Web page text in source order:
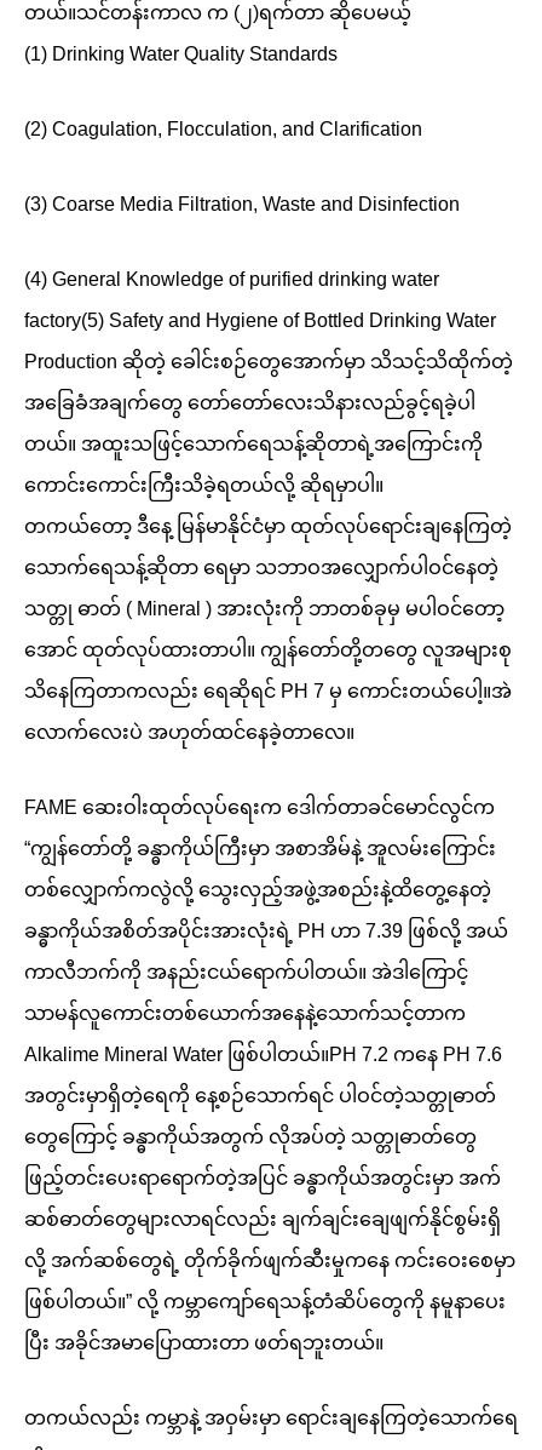
တယ်။သင်တန်းကာလ က (၂)ရက်တာ ဆိုပေမယ့်
(1) Drinking Water Quality Standards
(2) Coagulation, Flocculation, and Clarification
(3) Coarse Media Filtration, Waste and Disinfection
(4) General Knowledge of purified drinking water
factory(5) Safety and Hygiene of Bottled Drinking Water
Production ဆိုတဲ့ ခေါင်းစဉ်တွေအောက်မှာ သိသင့်သိထိုက်တဲ့
အခြေခံအချက်တွေ တော်တော်လေးသိနားလည်ခွင့်ရခဲ့ပါ
တယ်။ အထူးသဖြင့်သောက်ရေသန့်ဆိုတာရဲ့အကြောင်းကို
ကောင်းကောင်းကြီးသိခဲ့ရတယ်လို့ ဆိုရမှာပါ။
တကယ်တော့ ဒီနေ့ မြန်မာနိုင်ငံမှာ ထုတ်လုပ်ရောင်းချနေကြတဲ့
သောက်ရေသန့်ဆိုတာ ရေမှာ သဘာဝအလျှောက်ပါဝင်နေတဲ့
သတ္တု ဓာတ် ( Mineral ) အားလုံးကို ဘာတစ်ခုမှ မပါဝင်တော့
အောင် ထုတ်လုပ်ထားတာပါ။ ကျွန်တော်တို့တတွေ လူအများစု
သိနေကြတာကလည်း ရေဆိုရင် PH 7 မှ ကောင်းတယ်ပေါ့။အဲ
လောက်လေးပဲ အဟုတ်ထင်နေခဲ့တာလေ။
FAME ဆေးဝါးထုတ်လုပ်ရေးက ဒေါက်တာခင်မောင်လွင်က
“ကျွန်တော်တို့ ခန္ဓာကိုယ်ကြီးမှာ အစာအိမ်နဲ့ အူလမ်းကြောင်း
တစ်လျှောက်ကလွဲလို့ သွေးလှည့်အဖွဲ့အစည်းနဲ့ထိတွေ့နေတဲ့
ခန္ဓာကိုယ်အစိတ်အပိုင်းအားလုံးရဲ့ PH ဟာ 7.39 ဖြစ်လို့ အယ်
ကာလီဘက်ကို အနည်းငယ်ရောက်ပါတယ်။ အဲဒါကြောင့်
သာမန်လူကောင်းတစ်ယောက်အနေနဲ့သောက်သင့်တာက
Alkalime Mineral Water ဖြစ်ပါတယ်။PH 7.2 ကနေ PH 7.6
အတွင်းမှာရှိတဲ့ရေကို နေ့စဉ်သောက်ရင် ပါဝင်တဲ့သတ္တုဓာတ်
တွေကြောင့် ခန္ဓာကိုယ်အတွက် လိုအပ်တဲ့ သတ္တုဓာတ်တွေ
ဖြည့်တင်းပေးရာရောက်တဲ့အပြင် ခန္ဓာကိုယ်အတွင်းမှာ အက်
ဆစ်ဓာတ်တွေများလာရင်လည်း ချက်ချင်းချေဖျက်နိုင်စွမ်းရှိ
လို့ အက်ဆစ်တွေရဲ့ တိုက်ခိုက်ဖျက်ဆီးမှုကနေ ကင်းဝေးစေမှာ
ဖြစ်ပါတယ်။” လို့ ကမ္ဘာကျော်ရေသန့်တံဆိပ်တွေကို နမူနာပေး
ပြီး အခိုင်အမာပြောထားတာ ဖတ်ရဘူးတယ်။
တကယ်လည်း ကမ္ဘာနဲ့ အဝှမ်းမှာ ရောင်းချနေကြတဲ့သောက်ရေ